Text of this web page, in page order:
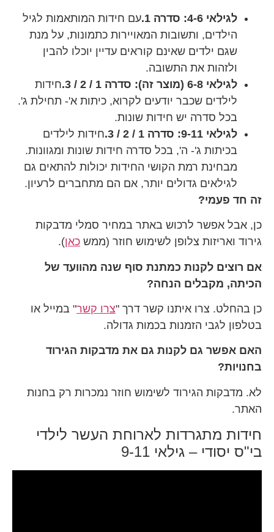
לגילאי 4-6: סדרה 1.
עם חידות המותאמות לגיל
הילדים, ותשובות המאויירות כתמונות, על מנת
שגם ילדים שאינם קוראים עדיין יוכלו להבין
ולזהות את התשובה.
לגילאי 6-8 (מוצר זה): סדרה 1 / 2 / 3.
חידות
לילדים שכבר יודעים לקרוא, כיתות א'- תחילת ג'.
בכל סדרה יש חידות שונות.
לגילאי 9-11: סדרה 1 / 2 / 3.
חידות לילדים
בכיתות ג'- ה', בכל סדרה חידות שונות ומגוונות.
מבחינת רמת הקושי החידות יכולות להתאים גם
לגילאים גדולים יותר, אם הם מתחברים לרעיון.
זה חד פעמי?
כן, אבל אפשר לרכוש באתר במחיר סמלי מדבקות
גירוד ואריזות צלופן לשימוש חוזר (ממש כאן).
אם רוצים לקנות כמתנת סוף שנה מהוועד של
הכיתה, מקבלים הנחה?
כן בהחלט. צרו איתנו קשר דרך "צרו קשר" במייל או
בטלפון לגבי הזמנות בכמות גדולה.
האם אפשר גם לקנות גם את מדבקות הגירוד
בחנויות?
לא. מדבקות הגירוד לשימוש חוזר נמכרות רק בחנות
האתר.
חידות מתגרדות לארוחת העשר לילדי
בי"ס יסודי – גילאי 9-11